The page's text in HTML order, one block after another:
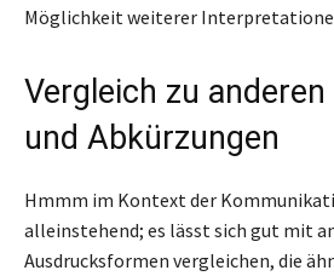
Möglichkeit weiterer
Vergleich zu
und Abkürzungen
Hmmm im Kontext der
alleinstehend; es lässt sich gut mit
Ausdrucksformen vergleichen, die